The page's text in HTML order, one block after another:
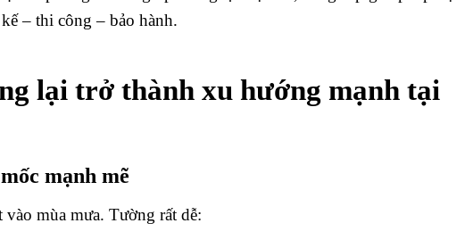
– thi công – bảo hành.
lại trở thành xu hướng mạnh tại
mạnh mẽ
mùa mưa. Tường rất dễ: